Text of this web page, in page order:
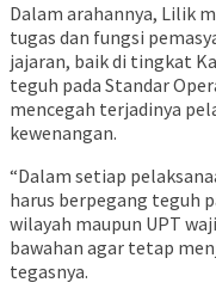
Dalam arahannya, Lilik
tugas dan fungsi
jajaran, baik di tingkat
teguh pada Standar
mencegah terjadinya
kewenangan.
“Dalam setiap
harus berpegang teguh
wilayah maupun UPT
bawahan agar tetap
tegasnya.